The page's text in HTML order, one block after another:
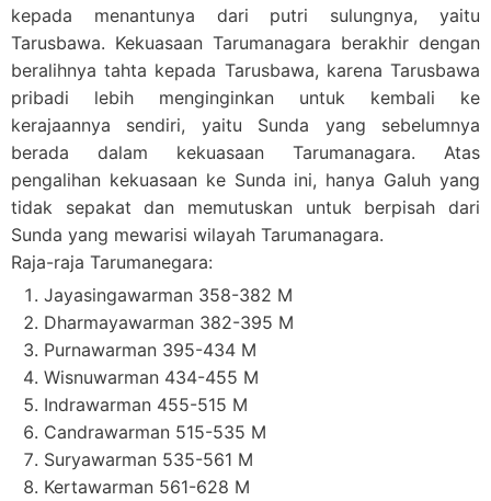
kepada menantunya dari putri sulungnya, yaitu
Tarusbawa. Kekuasaan Tarumanagara berakhir dengan
beralihnya tahta kepada Tarusbawa, karena Tarusbawa
pribadi lebih menginginkan untuk kembali ke
kerajaannya sendiri, yaitu Sunda yang sebelumnya
berada dalam kekuasaan Tarumanagara. Atas
pengalihan kekuasaan ke Sunda ini, hanya Galuh yang
tidak sepakat dan memutuskan untuk berpisah dari
Sunda yang mewarisi wilayah Tarumanagara.
Raja-raja Tarumanegara:
Jayasingawarman 358-382 M
Dharmayawarman 382-395 M
Purnawarman 395-434 M
Wisnuwarman 434-455 M
Indrawarman 455-515 M
Candrawarman 515-535 M
Suryawarman 535-561 M
Kertawarman 561-628 M